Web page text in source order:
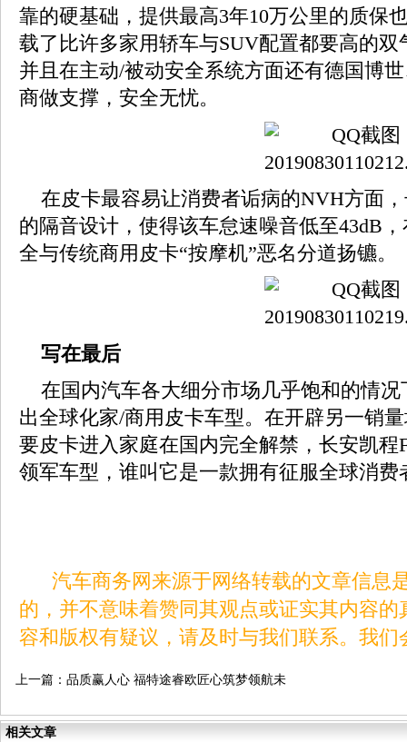
靠的硬基础，提供最高3年10万公里的质保
载了比许多家用轿车与SUV配置都要高的
并且在主动/被动安全系统方面还有德国博
商做支撑，安全无忧。
在皮卡最容易让消费者诟病的NVH方面
的隔音设计，使得该车怠速噪音低至43dB
全与传统商用皮卡“按摩机”恶名分道扬镳。
写在最后
在国内汽车各大细分市场几乎饱和的情
出全球化家/商用皮卡车型。在开辟另一销
要皮卡进入家庭在国内完全解禁，长安凯程
领军车型，谁叫它是一款拥有征服全球消
汽车商务网来源于网络转载的文章信息
的，并不意味着赞同其观点或证实其内容
容和版权有疑议，请及时与我们联系。我
上一篇： 品质赢人心 福特途睿欧匠心筑梦领航未
相关文章